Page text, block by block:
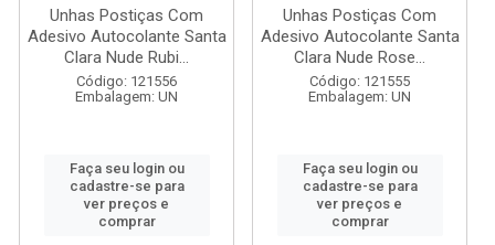
Unhas Postiças Com
Adesivo Autocolante Santa
Clara Nude Rubi...
Código: 121556
Embalagem: UN
Faça seu login ou
cadastre-se para
ver preços e
comprar
Unhas Postiças Com
Adesivo Autocolante Santa
Clara Nude Rose...
Código: 121555
Embalagem: UN
Faça seu login ou
cadastre-se para
ver preços e
comprar